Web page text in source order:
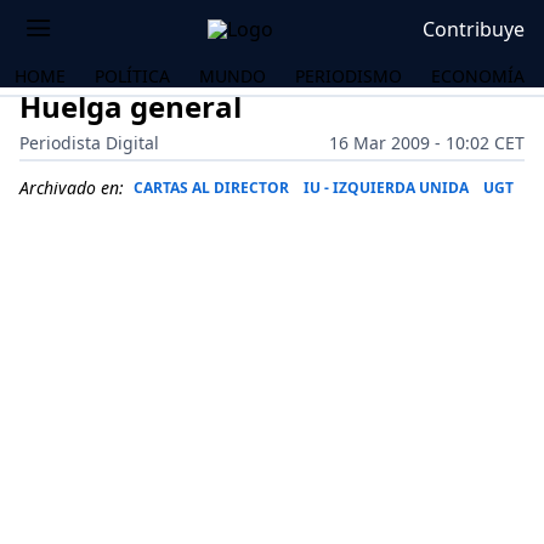
Contribuye
HOME POLÍTICA MUNDO PERIODISMO ECONOMÍA
Huelga general
Periodista Digital
16 Mar 2009 - 10:02 CET
Archivado en: CARTAS AL DIRECTOR IU - IZQUIERDA UNIDA UGT